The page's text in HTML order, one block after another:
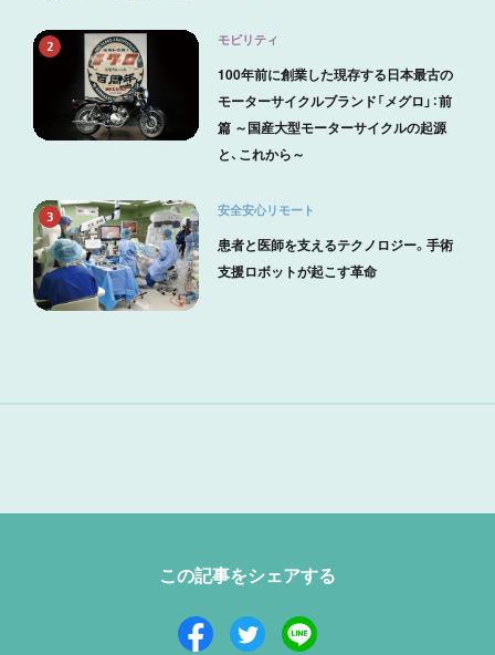
2 モビリティ
100年前に創業した現存する日本最古の
モーターサイクルブランド「メグロ」：前
篇 ～国産大型モーターサイクルの起源
と、これから～
3 安全安心リモート
患者と医師を支えるテクノロジー。手術
支援ロボットが起こす革命
この記事をシェアする